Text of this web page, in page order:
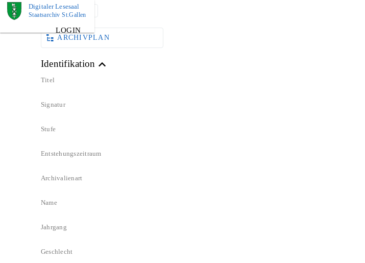
Digitaler Lesesaal
Staatsarchiv St.Gallen
LOGIN
DOKUMENT
ARCHIVPLAN
Identifikation
Titel
Signatur
Stufe
Entstehungszeitraum
Archivalienart
Name
Jahrgang
Geschlecht